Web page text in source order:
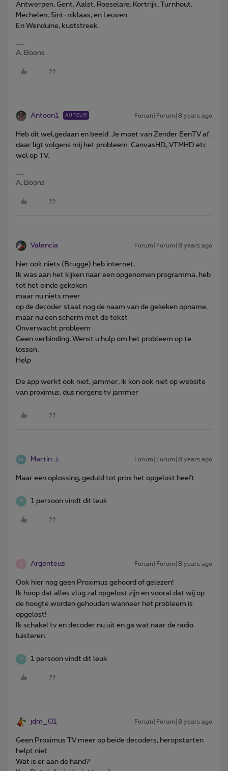
Antwerpen, Gent, Aalst, Roeselare, Kortrijk, Turnhout,
Mechelen, Sint-niklaas, en Leuven.
En Wenduine, kuststreek.
A. Boons
Antoon1 AUTEUR Forum|Forum|8 years ago
Heb dit wel,gedaan en beeld. Je moet van Zender EenTV af,
daar ligt volgens mij het probleem. CanvasHD, VTMHD etc
wel op TV.
A. Boons
Valencia Forum|Forum|8 years ago
hier ook niets (Brugge) heb internet,
Ik was aan het kijken naar een opgenomen programma, heb
tot het einde gekeken
maar nu niets meer
op de decoder staat nog de naam van de gekeken opname,
maar nu een scherm met de tekst
Onverwacht probleem
Geen verbinding; Wenst u hulp om het probleem op te
lossen,
Help
De app werkt ook niet, jammer, ik kon ook niet op website
van proximus, dus nergens tv jammer
Martin Forum|Forum|8 years ago
Maar een oplossing, geduld tot prox het opgelost heeft.
W 1 persoon vindt dit leuk
A Argenteus Forum|Forum|8 years ago
Ook hier nog geen Proximus gehoord of gelezen!
Ik hoop dat alles vlug zal opgelost zijn en vooral dat wij op
de hoogte worden gehouden wanneer het probleem is
opgelost!
Ik schakel tv en decoder nu uit en ga wat naar de radio
luisteren.
W 1 persoon vindt dit leuk
jdm_01 Forum|Forum|8 years ago
Geen Proximus TV meer op beide decoders, heropstarten
helpt niet.
Wat is er aan de hand?